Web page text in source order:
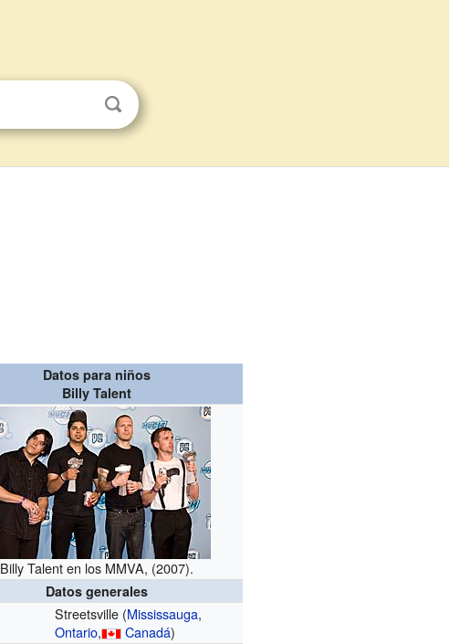
Datos para niños
Billy Talent
Billy Talent en los MMVA, (2007).
Datos generales
Streetsville (Mississauga,
Ontario, Canadá)